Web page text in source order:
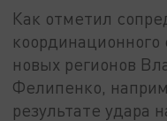
Как отметил
координационного
новых регионов
Фелипенко,
результате удара